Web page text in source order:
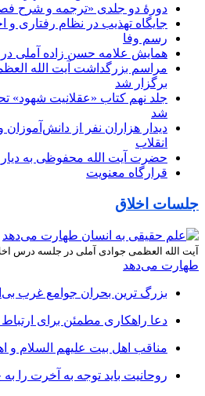
دورۀ دو جلدی «ترجمه و شرح
جایگاه تهذیب در نظام رفتاری و
رسم وفا
همایش علامه حسن زاده آملی
مراسم بزرگداشت آیت‌ الله
برگزار شد
جلد نهم کتاب «عقلانیت شهود»
شد
دیدار هزاران نفر از
انقلاب
حضرت آیت الله محفوظی به
قرارگاه معنویت
جلسات اخلاق
آیت الله العظمی جوادی آملی در جلسه درس
طهارت می‌دهد
بزرگ ترین بحران جوامع غرب
دعا راهکاری مطمئن برای ارتباط
مناقب اهل بیت علیهم السلام و
روحانیت باید توجه به آخرت را